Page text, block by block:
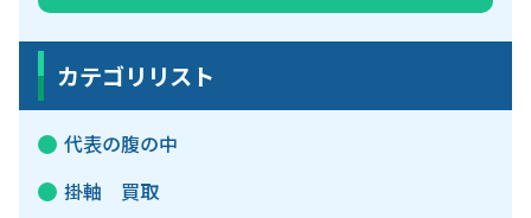
カテゴリリスト
代表の腹の中
掛軸 買取